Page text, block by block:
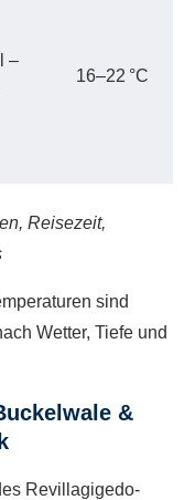
–
16–22 °C
Reisezeit,
sind
Wetter, Tiefe und
&
Revillagigedo-